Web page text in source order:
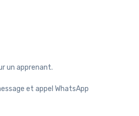
un apprenant.
et appel WhatsApp